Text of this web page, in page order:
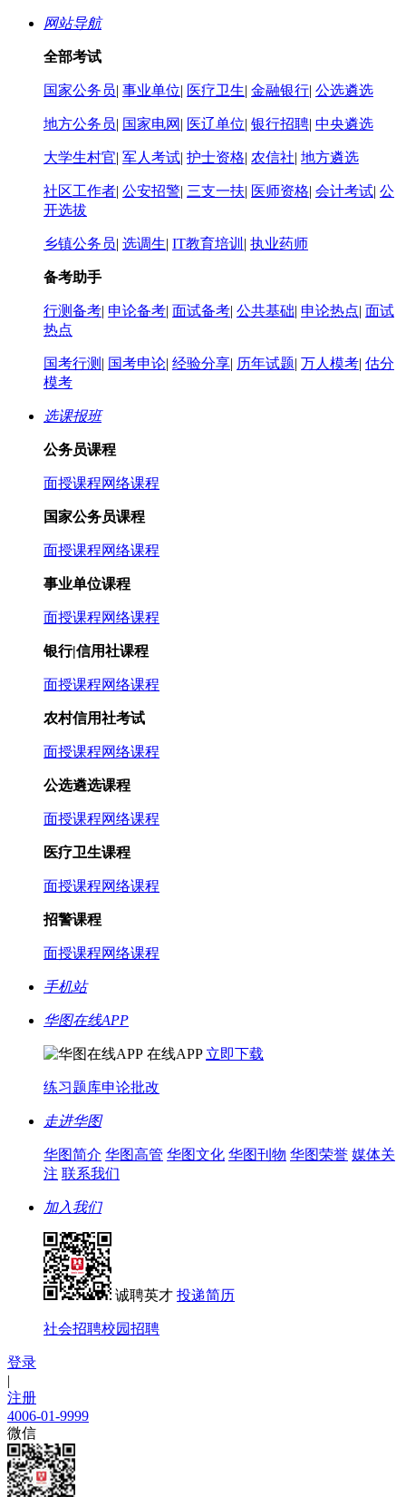
网站导航
全部考试
国家公务员| 事业单位| 医疗卫生| 金融银行| 公选遴选
地方公务员| 国家电网 | 医辽单位| 银行招聘| 中央遴选
大学生村官| 军人考试| 护士资格| 农信社| 地方遴选
社区工作者| 公安招警| 三支一扶| 医师资格| 会计考试| 公
开选拔
乡镇公务员| 选调生| IT教育培训 | 执业药师
备考助手
行测备考| 申论备考| 面试备考| 公共基础| 申论热点| 面试
热点
国考行测 | 国考申论| 经验分享| 历年试题| 万人模考| 估分
模考
选课报班
公务员课程
面授课程网络课程
国家公务员课程
面授课程网络课程
事业单位课程
面授课程网络课程
银行|信用社课程
面授课程网络课程
农村信用社考试
面授课程网络课程
公选遴选课程
面授课程网络课程
医疗卫生课程
面授课程网络课程
招警课程
面授课程网络课程
手机站
华图在线APP
在线APP 立即下载
练习题库申论批改
走进华图
华图简介 华图高管 华图文化 华图刊物 华图荣誉 媒体关
注 联系我们
加入我们
诚聘英才 投递简历
社会招聘校园招聘
登录
|
注册
4006-01-9999
微信